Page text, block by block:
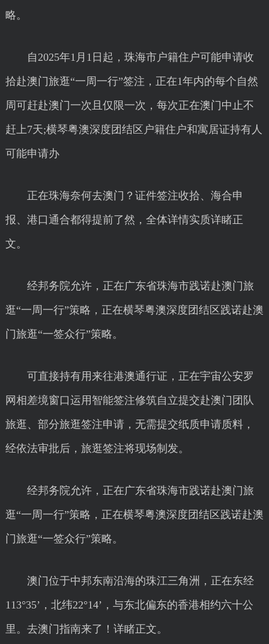
略。
自2025年1月1日起，珠海市户籍住户可能申请收
拾赴澳门旅逛“一周一行”签注，正在1年内的每个自然
周可赶赴澳门一次且仅限一次，每次正在澳门中止不
赶上7天;横琴粤澳深度团结区户籍住户和寓居证持有人
可能申请办
正在珠海奈何去澳门？证件签注收拾、海合申
报、港口通合都得提前了然，全体详情实质详睹正
文。
经邦务院允许，正在广东省珠海市践诺赴澳门旅
逛“一周一行”策略，正在横琴粤澳深度团结区践诺赴澳
门旅逛“一签众行”策略。
可直接持有用来往港澳通行证，正在宇宙公安罗
网相差境窗口运用智能签注修筑自立提交赴澳门团队
旅逛、部分旅逛签注申请，无需提交纸质申请质料，
经依法审批后，旅逛签注将现场制发。
经邦务院允许，正在广东省珠海市践诺赴澳门旅
逛“一周一行”策略，正在横琴粤澳深度团结区践诺赴澳
门旅逛“一签众行”策略。
澳门位于中邦东南沿海的珠江三角洲，正在东经
113°35’，北纬22°14’，与东北偏东的香港相约六十公
里。去澳门指南来了！详睹正文。